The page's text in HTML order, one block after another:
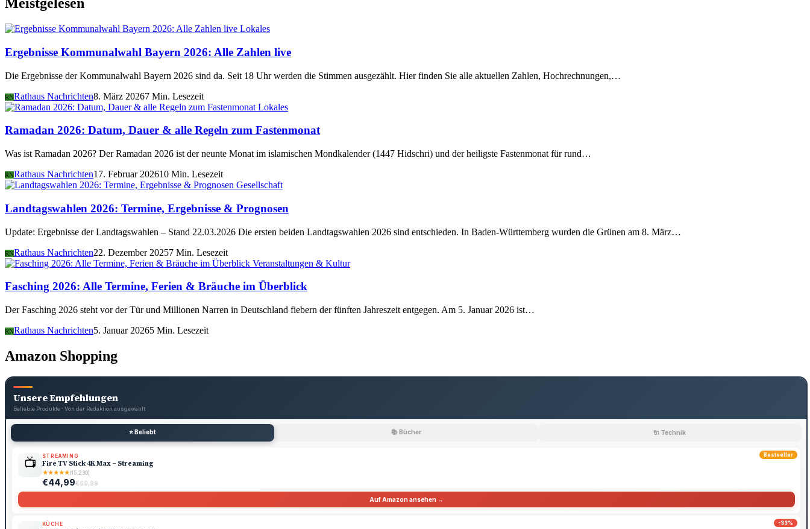
Meistgelesen
Lokales
Ergebnisse Kommunalwahl Bayern 2026: Alle Zahlen live
Die Ergebnisse der Kommunalwahl Bayern 2026 sind da. Seit 18 Uhr werden die Stimmen ausgezählt. Hier finden Sie alle aktuellen Zahlen, Hochrechnungen,…
RNRathaus Nachrichten8. März 20267 Min. Lesezeit
Lokales
Ramadan 2026: Datum, Dauer & alle Regeln zum Fastenmonat
Was ist Ramadan 2026? Der Ramadan 2026 ist der neunte Monat im islamischen Mondkalender (1447 Hidschri) und der heiligste Fastenmonat für rund…
RNRathaus Nachrichten17. Februar 202610 Min. Lesezeit
Gesellschaft
Landtagswahlen 2026: Termine, Ergebnisse & Prognosen
Update: Ergebnisse der Landtagswahlen – Stand 22.03.2026 Die ersten beiden Landtagswahlen 2026 sind entschieden. In Baden-Württemberg wurden die Grünen am 8. März…
RNRathaus Nachrichten22. Dezember 20257 Min. Lesezeit
Veranstaltungen & Kultur
Fasching 2026: Alle Termine, Ferien & Bräuche im Überblick
Der Fasching 2026 steht vor der Tür und Millionen Narren in Deutschland fiebern der fünften Jahreszeit entgegen. Am 5. Januar 2026 ist…
RNRathaus Nachrichten5. Januar 20265 Min. Lesezeit
Amazon Shopping
Unsere Empfehlungen
Beliebte Produkte · Von der Redaktion ausgewählt
⭐ Beliebt 📚 Bücher 🔌 Technik
Bestseller
📺 STREAMING
Fire TV Stick 4K Max – Streaming
★★★★★(15.230)
€44,99€69,99
Auf Amazon ansehen →
-33%
KÜCHE